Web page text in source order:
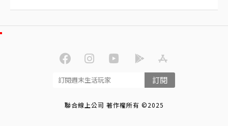
訂閱
聯合線上公司 著作權所有 ©2025